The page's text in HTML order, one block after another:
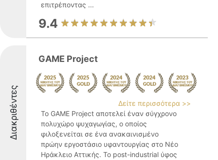
επιτρέποντας ...
9.4
Διακριθέντες
GAME Project
Δείτε περισσότερα >>
Το GAME Project αποτελεί έναν σύγχρονο
πολυχώρο ψυχαγωγίας, ο οποίος
φιλοξενείται σε ένα ανακαινισμένο
πρώην εργοστάσιο υφαντουργίας στο Νέο
Ηράκλειο Αττικής. Το post-industrial ύφος